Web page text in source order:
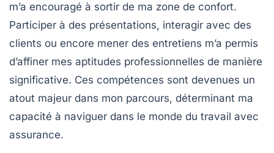
m’a encouragé à sortir de ma zone de confort.
Participer à des présentations, interagir avec des
clients ou encore mener des entretiens m’a permis
d’affiner mes aptitudes professionnelles de manière
significative. Ces compétences sont devenues un
atout majeur dans mon parcours, déterminant ma
capacité à naviguer dans le monde du travail avec
assurance.